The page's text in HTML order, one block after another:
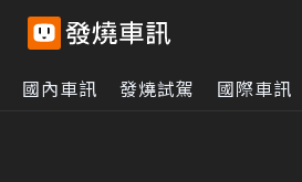
國內車訊 發燒試駕 國際車訊